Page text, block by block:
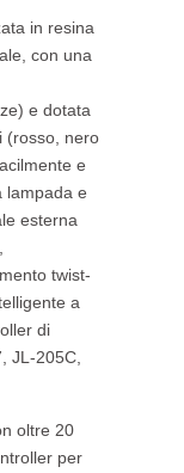
in resina
con una
e dotata
(rosso, nero
e
lampada e
esterna
twist-
a
di
JL-205C,
oltre 20
per